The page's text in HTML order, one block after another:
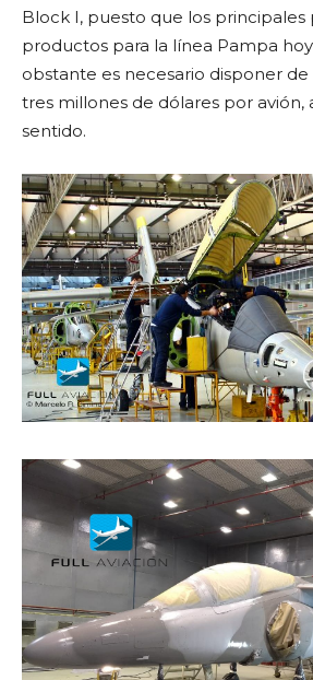
Block I, puesto que los principales
productos para la línea Pampa
obstante es necesario disponer
tres millones de dólares por avión,
sentido.